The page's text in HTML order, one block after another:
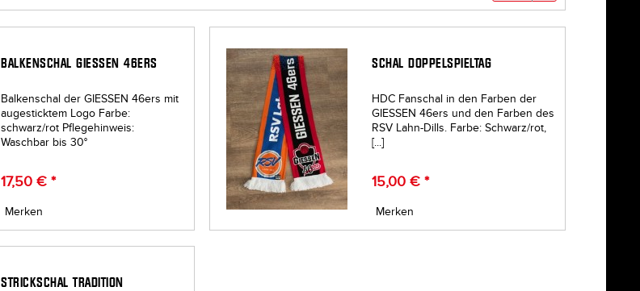
BALKENSCHAL GIESSEN 46ERS
Balkenschal der GIESSEN 46ers mit
augesticktem Logo Farbe:
schwarz/rot Pflegehinweis:
Waschbar bis 30°
17,50 € *
Merken
SCHAL DOPPELSPIELTAG
HDC Fanschal in den Farben der
GIESSEN 46ers und den Farben des
RSV Lahn-Dills. Farbe: Schwarz/rot,
[...]
15,00 € *
Merken
STRICKSCHAL TRADITION